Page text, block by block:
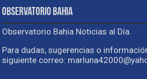
Observatorio Bahia
Observatorio Bahia Noticias al Día.
Para dudas, sugerencias o
siguiente correo: